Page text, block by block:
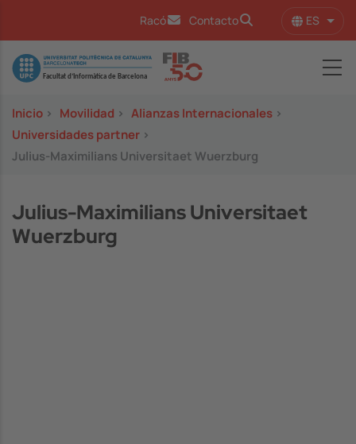
Racó Contacto ES
Image
Inicio > Movilidad > Alianzas Internacionales >
Universidades partner >
Julius-Maximilians Universitaet Wuerzburg
Julius-Maximilians Universitaet
Wuerzburg